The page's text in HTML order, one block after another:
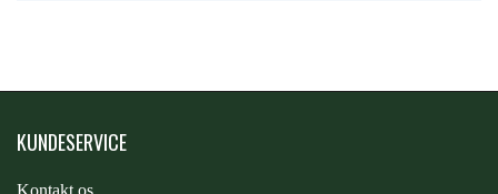
STUD MUFFIN
KUNDESERVICE
Kontakt os